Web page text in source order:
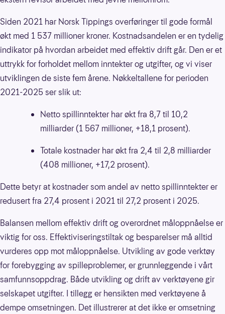
Siden 2021 har Norsk Tippings overføringer til gode formål
økt med 1 537 millioner kroner. Kostnadsandelen er en tydelig
indikator på hvordan arbeidet med effektiv drift går. Den er et
uttrykk for forholdet mellom inntekter og utgifter, og vi viser
utviklingen de siste fem årene. Nøkkeltallene for perioden
2021-2025 ser slik ut:
Netto spillinntekter har økt fra 8,7 til 10,2
milliarder (1 567 millioner, +18,1 prosent).
Totale kostnader har økt fra 2,4 til 2,8 milliarder
(408 millioner, +17,2 prosent).
Dette betyr at kostnader som andel av netto spillinntekter er
redusert fra 27,4 prosent i 2021 til 27,2 prosent i 2025.
Balansen mellom effektiv drift og overordnet måloppnåelse er
viktig for oss. Effektiviseringstiltak og besparelser må alltid
vurderes opp mot måloppnåelse. Utvikling av gode verktøy
for forebygging av spilleproblemer, er grunnleggende i vårt
samfunnsoppdrag. Både utvikling og drift av verktøyene gir
selskapet utgifter. I tillegg er hensikten med verktøyene å
dempe omsetningen. Det illustrerer at det ikke er omsetning